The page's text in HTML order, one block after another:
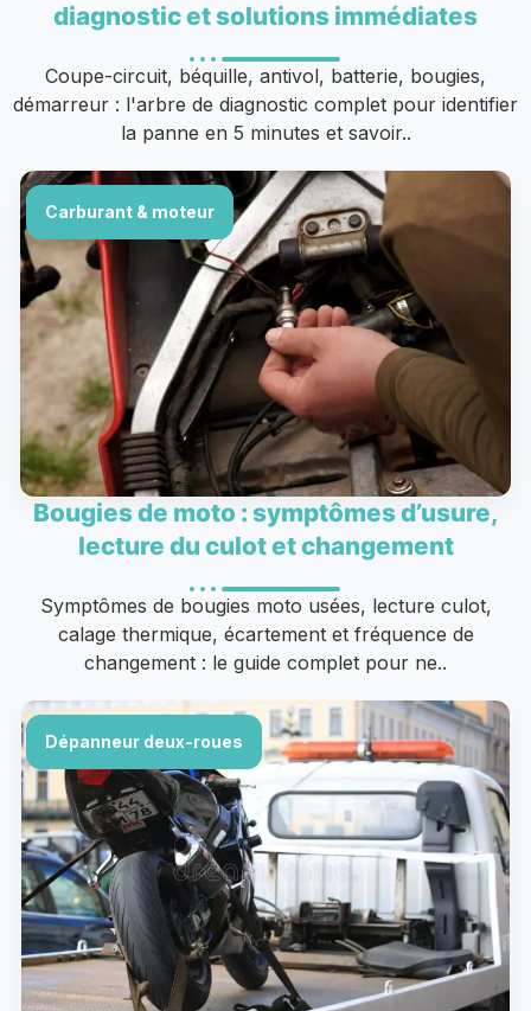
diagnostic et solutions immédiates
Coupe-circuit, béquille, antivol, batterie, bougies,
démarreur : l'arbre de diagnostic complet pour identifier
la panne en 5 minutes et savoir..
Carburant & moteur
Bougies de moto : symptômes d’usure,
lecture du culot et changement
Symptômes de bougies moto usées, lecture culot,
calage thermique, écartement et fréquence de
changement : le guide complet pour ne..
Dépanneur deux-roues